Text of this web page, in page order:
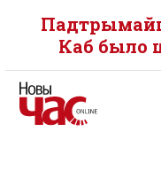
Каб было